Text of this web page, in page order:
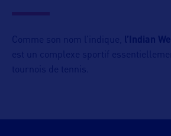
Comme son nom l’indique,
l’Indian
est un complexe sportif
tournois de tennis.